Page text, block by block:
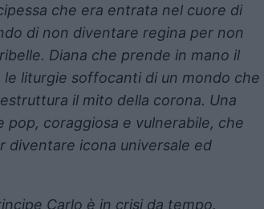
che era entrata nel cuore di
di non diventare regina per non
Diana che prende in mano il
liturgie soffocanti di un mondo che
il mito della corona. Una
pop, coraggiosa e vulnerabile, che
diventare icona universale ed
Carlo è in crisi da tempo.